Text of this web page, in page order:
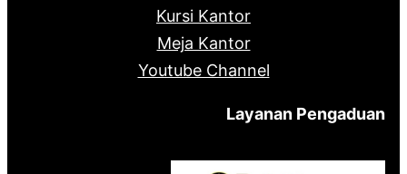
Kursi Kantor
Meja Kantor
Youtube Channel
Layanan Pengaduan